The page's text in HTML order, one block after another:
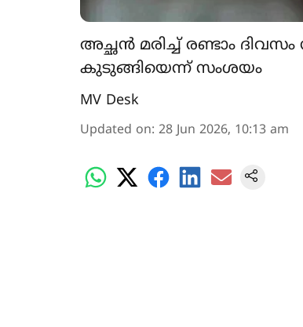
അച്ഛൻ മരിച്ച് രണ്ടാം
കുടുങ്ങിയെന്ന് സംശയം
MV Desk
Updated on: 28 Jun 2026, 10:13 am